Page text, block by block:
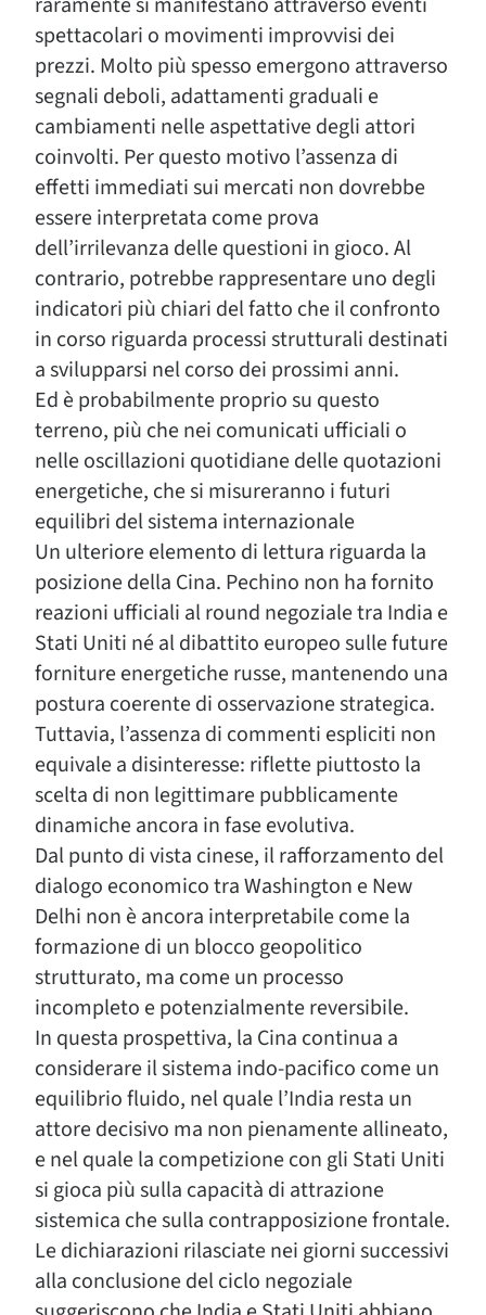
spettacolari o movimenti improvvisi dei
prezzi. Molto più spesso emergono attraverso
segnali deboli, adattamenti graduali e
cambiamenti nelle aspettative degli attori
coinvolti. Per questo motivo l’assenza di
effetti immediati sui mercati non dovrebbe
essere interpretata come prova
dell’irrilevanza delle questioni in gioco. Al
contrario, potrebbe rappresentare uno degli
indicatori più chiari del fatto che il confronto
in corso riguarda processi strutturali destinati
a svilupparsi nel corso dei prossimi anni.
Ed è probabilmente proprio su questo
terreno, più che nei comunicati ufficiali o
nelle oscillazioni quotidiane delle quotazioni
energetiche, che si misureranno i futuri
equilibri del sistema internazionale
Un ulteriore elemento di lettura riguarda la
posizione della Cina. Pechino non ha fornito
reazioni ufficiali al round negoziale tra India e
Stati Uniti né al dibattito europeo sulle future
forniture energetiche russe, mantenendo una
postura coerente di osservazione strategica.
Tuttavia, l’assenza di commenti espliciti non
equivale a disinteresse: riflette piuttosto la
scelta di non legittimare pubblicamente
dinamiche ancora in fase evolutiva.
Dal punto di vista cinese, il rafforzamento del
dialogo economico tra Washington e New
Delhi non è ancora interpretabile come la
formazione di un blocco geopolitico
strutturato, ma come un processo
incompleto e potenzialmente reversibile.
In questa prospettiva, la Cina continua a
considerare il sistema indo-pacifico come un
equilibrio fluido, nel quale l’India resta un
attore decisivo ma non pienamente allineato,
e nel quale la competizione con gli Stati Uniti
si gioca più sulla capacità di attrazione
sistemica che sulla contrapposizione frontale.
Le dichiarazioni rilasciate nei giorni successivi
alla conclusione del ciclo negoziale